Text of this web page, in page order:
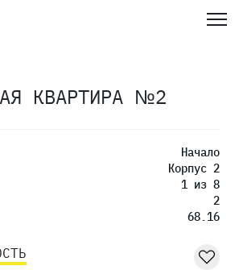
КВАРТИРА №2
Начало
Корпус 2
1 из 8
2
68.16